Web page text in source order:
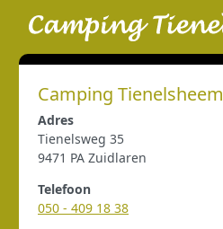
Camping Tienelsheem
Adres
Tienelsweg 35
9471 PA Zuidlaren
Telefoon
050 - 409 18 38